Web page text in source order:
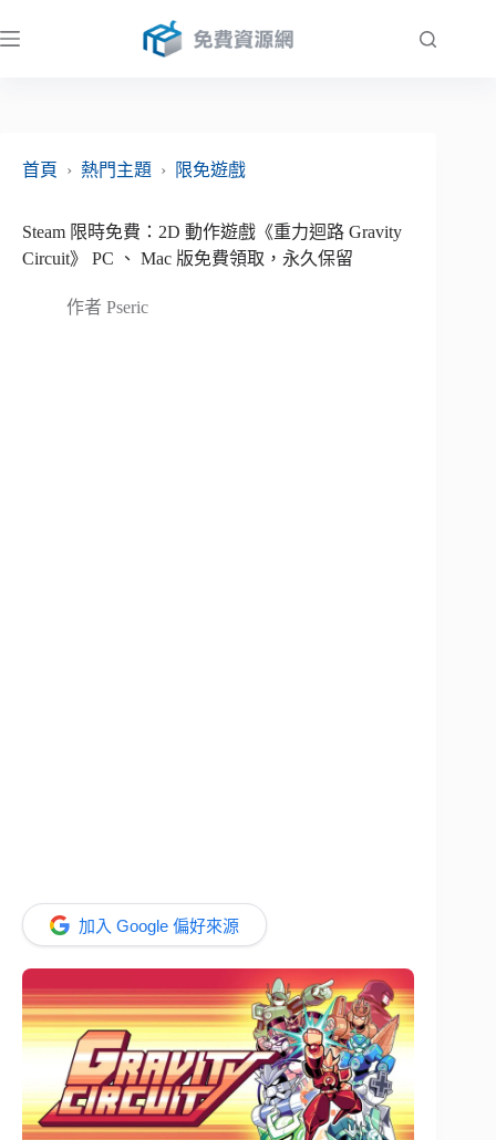
至
首頁
› 熱門主題 › 限免遊戲
Steam 限時免費：2D 動作遊戲《重力迴路 Gravity
Circuit》 PC 、 Mac 版免費領取，永久保留
作者 Pseric
加入 Google 偏好來源